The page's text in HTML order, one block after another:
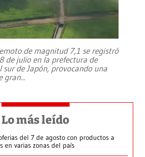
de magnitud 7,1 se registró
de julio en la prefectura de
sur de Japón, provocando una
gran...
Lo más leído
del 7 de agosto con productos a
en varias zonas del país